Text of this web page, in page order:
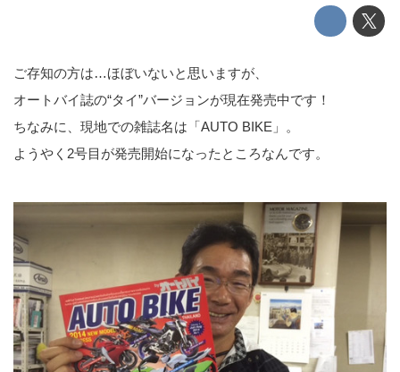
ご存知の方は…ほぼいないと思いますが、
オートバイ誌の“タイ”バージョンが現在発売中です！
ちなみに、現地での雑誌名は「AUTO BIKE」。
ようやく2号目が発売開始になったところなんです。